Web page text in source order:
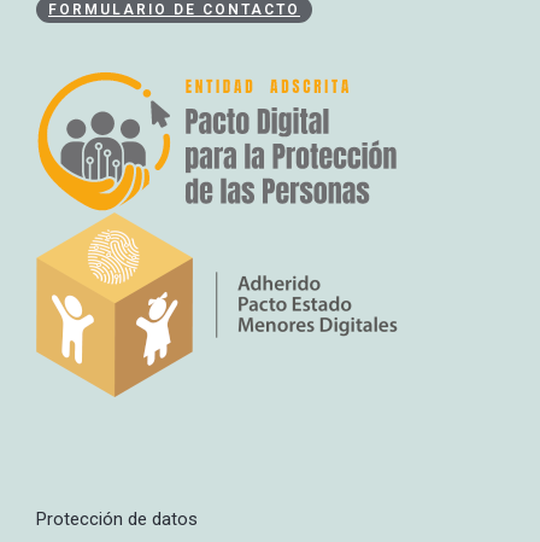
FORMULARIO DE CONTACTO
Protección de datos